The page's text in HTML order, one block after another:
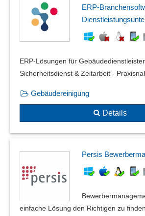
ERP-Lösungen für
Sicherheitsdienst & Zeitarbeit -
Gebäudereinigung
Details
Persis
einfache Lösung den Richtigen zu finden